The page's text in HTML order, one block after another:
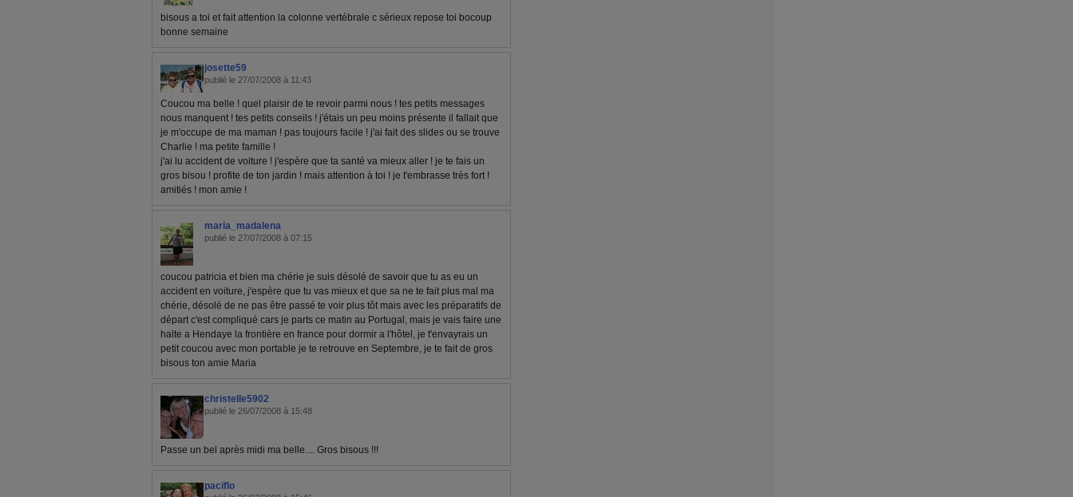
bisous a toi et fait attention la colonne vertébrale c sérieux repose toi bocoup
bonne semaine
josette59
publié le 27/07/2008 à 11:43
Coucou ma belle ! quel plaisir de te revoir parmi nous ! tes petits messages
nous manquent ! tes petits conseils ! j'étais un peu moins présente il fallait que
je m'occupe de ma maman ! pas toujours facile ! j'ai fait des slides ou se trouve
Charlie ! ma petite famille !
j'ai lu accident de voiture ! j'espère que ta santé va mieux aller ! je te fais un
gros bisou ! profite de ton jardin ! mais attention à toi ! je t'embrasse très fort !
amitiés ! mon amie !
maria_madalena
publié le 27/07/2008 à 07:15
coucou patricia et bien ma chérie je suis désolé de savoir que tu as eu un
accident en voiture, j'espère que tu vas mieux et que sa ne te fait plus mal ma
chérie, désolé de ne pas être passé te voir plus tôt mais avec les préparatifs de
départ c'est compliqué cars je parts ce matin au Portugal, mais je vais faire une
halte a Hendaye la frontière en france pour dormir a l'hôtel, je t'envayrais un
petit coucou avec mon portable je te retrouve en Septembre, je te fait de gros
bisous ton amie Maria
christelle5902
publié le 26/07/2008 à 15:48
Passe un bel après midi ma belle.... Gros bisous !!!
paciflo